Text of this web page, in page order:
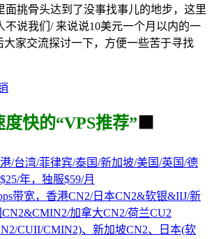
面挑骨头达到了没事找事儿的地步，这里
不说我们/ 来说说10美元一个月以内的一
大家交流探讨一下，方便一些苦于寻找
快的“VPS推荐” 🟩
/台湾/菲律宾/泰国/新加坡/美国/英国/德
年，独服$59/月
带宽，香港CN2/日本CN2&软银&IIJ/新
加拿大CN2/荷兰CU2
CUII/CMIN2)、新加坡CN2、日本(软